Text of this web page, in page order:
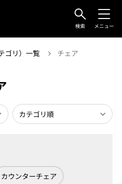
検索 メニュー
ゴリ）一覧 チェア
カウンターチェア